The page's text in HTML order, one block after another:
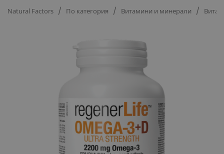
Natural Factors По категория Витамини и минерали